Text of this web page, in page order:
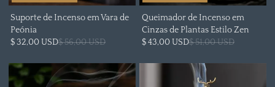
Suporte de Incenso em Vara de
Peónia
$ 32,00 USD$ 56,00 USD
Queimador de Incenso em
Cinzas de Plantas Estilo Zen
$ 43,00 USD$ 51,00 USD